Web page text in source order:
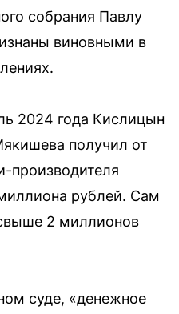
собрания Павлу
виновными в
2024 года Кислицын
получил от
производителя
рублей. Сам
2 миллионов
суде, «денежное